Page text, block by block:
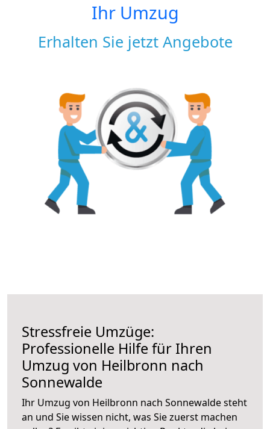
Ihr Umzug
Erhalten Sie jetzt Angebote
Stressfreie Umzüge:
Professionelle Hilfe für Ihren
Umzug von Heilbronn nach
Sonnewalde
Ihr Umzug von Heilbronn nach Sonnewalde steht
an und Sie wissen nicht, was Sie zuerst machen